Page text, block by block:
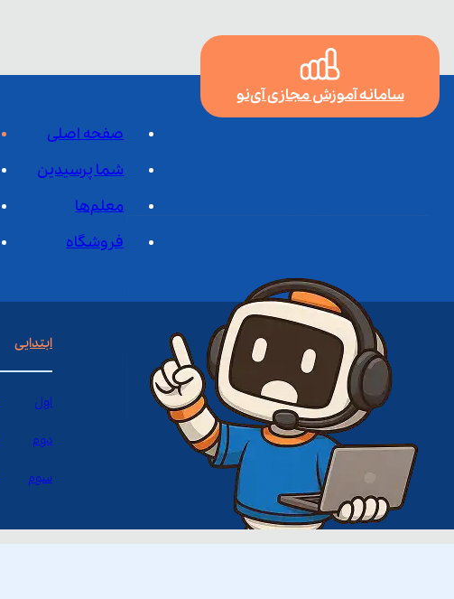
سامانه آموزش مجازی آی‌نو
صفحه اصلی
شما پرسیدین
معلم‌ها
فروشگاه
ابتدایی
اول
دوم
سوم